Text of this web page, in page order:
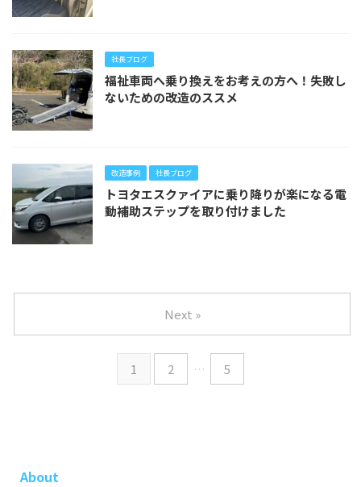
社長ブログ
福祉車両へ乗り換えをお考えの方へ！失敗し
ないための改造のススメ
改造事例 社長ブログ
トヨタエスクァイアに乗り降りが楽になる電
動補助ステップを取り付けました
1 2 … 5
Next »
About